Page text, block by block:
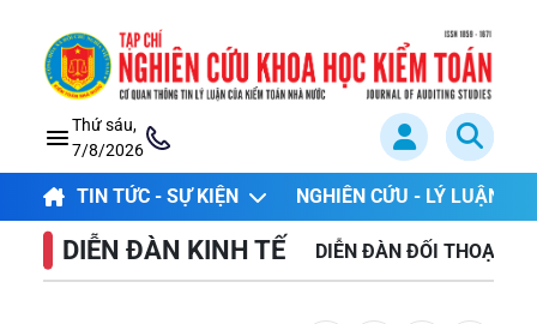
Thứ sáu,
7/8/2026
TIN TỨC - SỰ KIỆN NGHIÊN CỨU - LÝ LUẬN
DIỄN ĐÀN KINH TẾ DIỄN ĐÀN ĐỐI THOẠI